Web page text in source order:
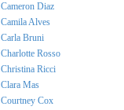
Cameron Diaz
Camila Alves
Carla Bruni
Charlotte Rosso
Christina Ricci
Clara Mas
Courtney Cox